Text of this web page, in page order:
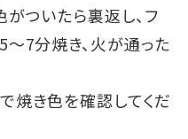
ついたら裏返し、フ
～7分焼き、火が通った
焼き色を確認してくだ